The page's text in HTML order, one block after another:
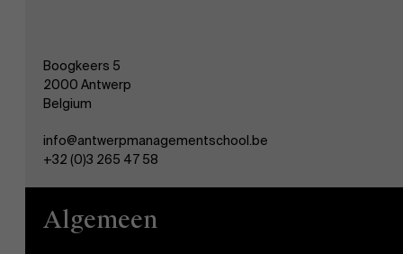
Onderzoek
Over Antwerp Management School
Duurzaamheid op AMS
Partners
Boogkeers 5
2000 Antwerp
Belgium
info@antwerpmanagementschool.be
+32 (0)3 265 47 58
Algemeen